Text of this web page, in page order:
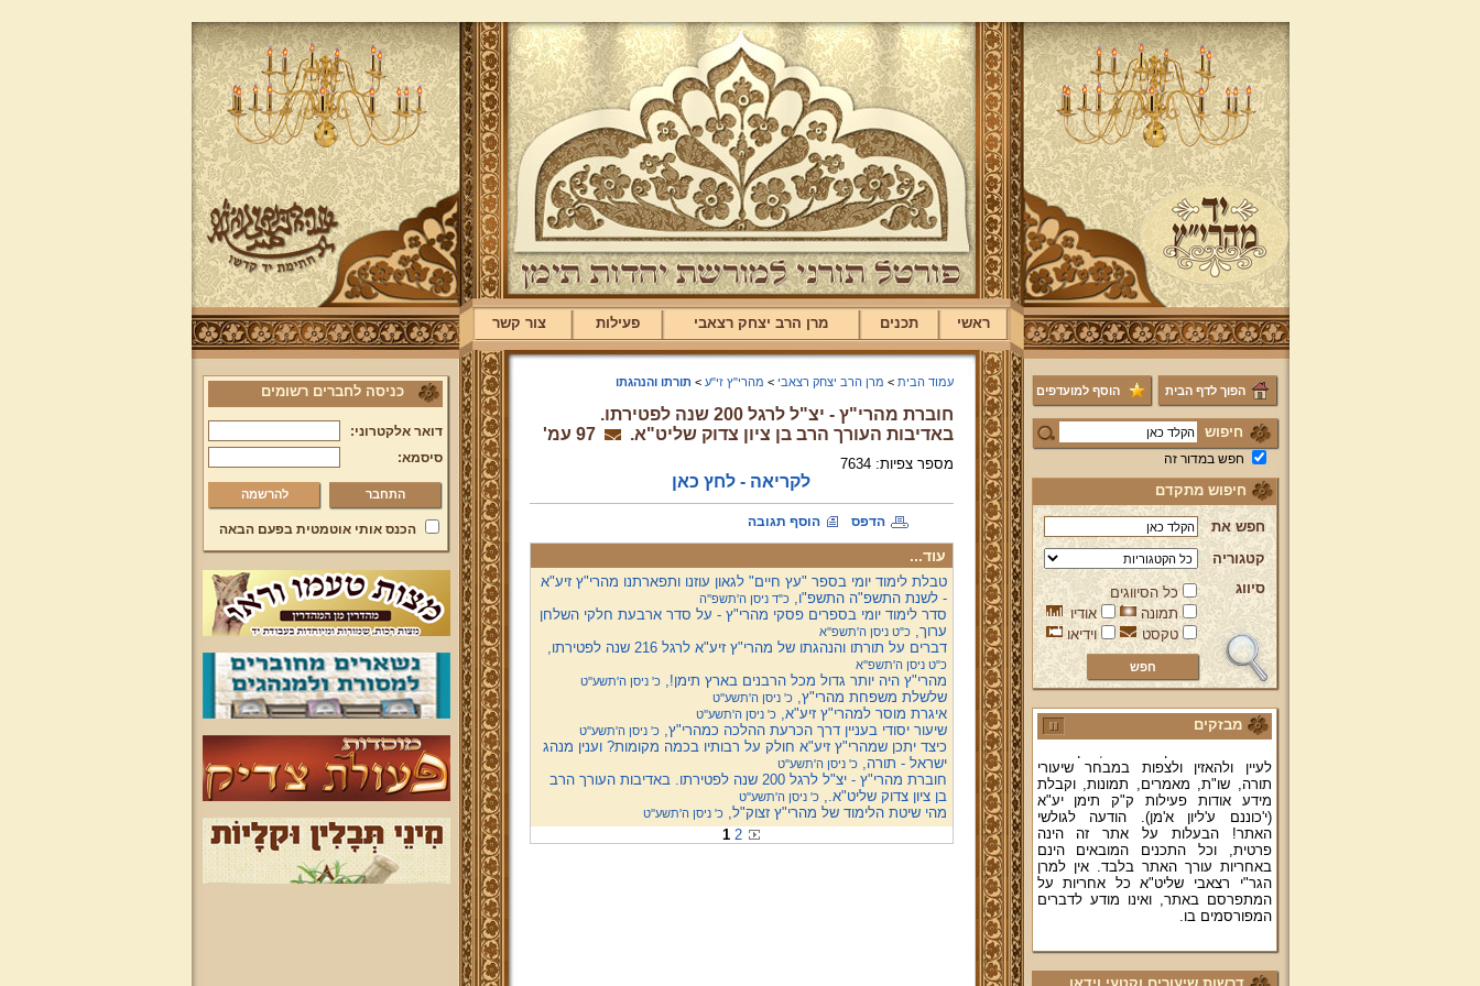
ראשי תכנים מרן הרב יצחק רצאבי פעילות צור קשר
הפוך לדף הבית הוסף למועדפים
חיפוש
חפש במדור זה
חיפוש מתקדם
חפש את
קטגוריה
סיווג
כל הסיווגים
תמונה
אודיו
טקסט
וידיאו
מבזקים
ברוכים הבאים לאתר מהרי"ץ
יד מהרי"ץ - פורטל תורני למורשת יהדות
תימן, האתר הרשמי להנצחת מורשתו
של גאון רבני תימן ותפארתם מהרי"ץ
זצוק"ל. באתר תמצאו גם תכנים תורניים
והלכתיים רבים של מרן הגאון הרב יצחק
רצאבי שליט"א - פוסק עדת תימן,
מחבר ספרי שלחן ערוך המקוצר ח"ח
ושו"ת עולת יצחק ג"ח ועוד, וכן תוכלו
לעיין ולהאזין ולצפות במבחר שיעורי
תורה, שו"ת, מאמרים, תמונות, וקבלת
מידע אודות פעילות ק"ק תימן יע"א
(י'כוננם ע'ליון א'מן). הודעה לגולשי
האתר! הבעלות על אתר זה הינה
פרטית, וכל התכנים המובאים הינם
באחריות עורך האתר בלבד. אין למרן
הגר"י רצאבי שליט"א כל אחריות על
המתפרסם באתר, ואינו מודע לדברים
המפורסמים בו.
פניה נרגשת אל אחינו בני עדת תימן
עמוד הבית > מרן הרב יצחק רצאבי > מהרי"ץ זי"ע > תורתו והנהגתו
חוברת מהרי"ץ - יצ"ל לרגל 200 שנה לפטירתו.
באדיבות העורך הרב בן ציון צדוק שליט"א.
97 עמ'
מספר צפיות: 7634
לקריאה - לחץ כאן
הדפס הוסף תגובה
עוד...
טבלת לימוד יומי בספר "עץ חיים" לגאון עוזנו ותפארתנו מהרי"ץ זיע"א
- לשנת התשפ"ה התשפ"ו,כ"ד ניסן ה'תשפ''ה
סדר לימוד יומי בספרים פסקי מהרי"ץ - על סדר ארבעת חלקי השלחן
ערוך,כ"ט ניסן ה'תשפ''א
דברים על תורתו והנהגתו של מהרי"ץ זיע"א לרגל 216 שנה לפטירתו,
כ"ט ניסן ה'תשפ''א
מהרי"ץ היה יותר גדול מכל הרבנים בארץ תימן!,כ' ניסן ה'תשע''ט
שלשלת משפחת מהרי"ץ,כ' ניסן ה'תשע''ט
איגרת מוסר למהרי"ץ זיע"א,כ' ניסן ה'תשע''ט
שיעור יסודי בעניין דרך הכרעת ההלכה כמהרי"ץ,כ' ניסן ה'תשע''ט
כיצד יתכן שמהרי"ץ זיע"א חולק על רבותיו בכמה מקומות? וענין מנהג
ישראל - תורה,כ' ניסן ה'תשע''ט
חוברת מהרי"ץ - יצ"ל לרגל 200 שנה לפטירתו. באדיבות העורך הרב
בן ציון צדוק שליט"א.,כ' ניסן ה'תשע''ט
מהי שיטת הלימוד של מהרי"ץ זצוק"ל,כ' ניסן ה'תשע''ט
1 2
כניסה לחברים רשומים
דואר אלקטרוני:
סיסמא:
להרשמה
הכנס אותי אוטמטית בפעם הבאה